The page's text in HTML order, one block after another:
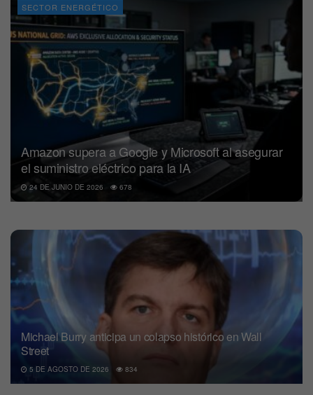
SECTOR ENERGÉTICO
Amazon supera a Google y Microsoft al asegurar
el suministro eléctrico para la IA
24 DE JUNIO DE 2026 678
Michael Burry anticipa un colapso histórico en Wall
Street
5 DE AGOSTO DE 2026 834